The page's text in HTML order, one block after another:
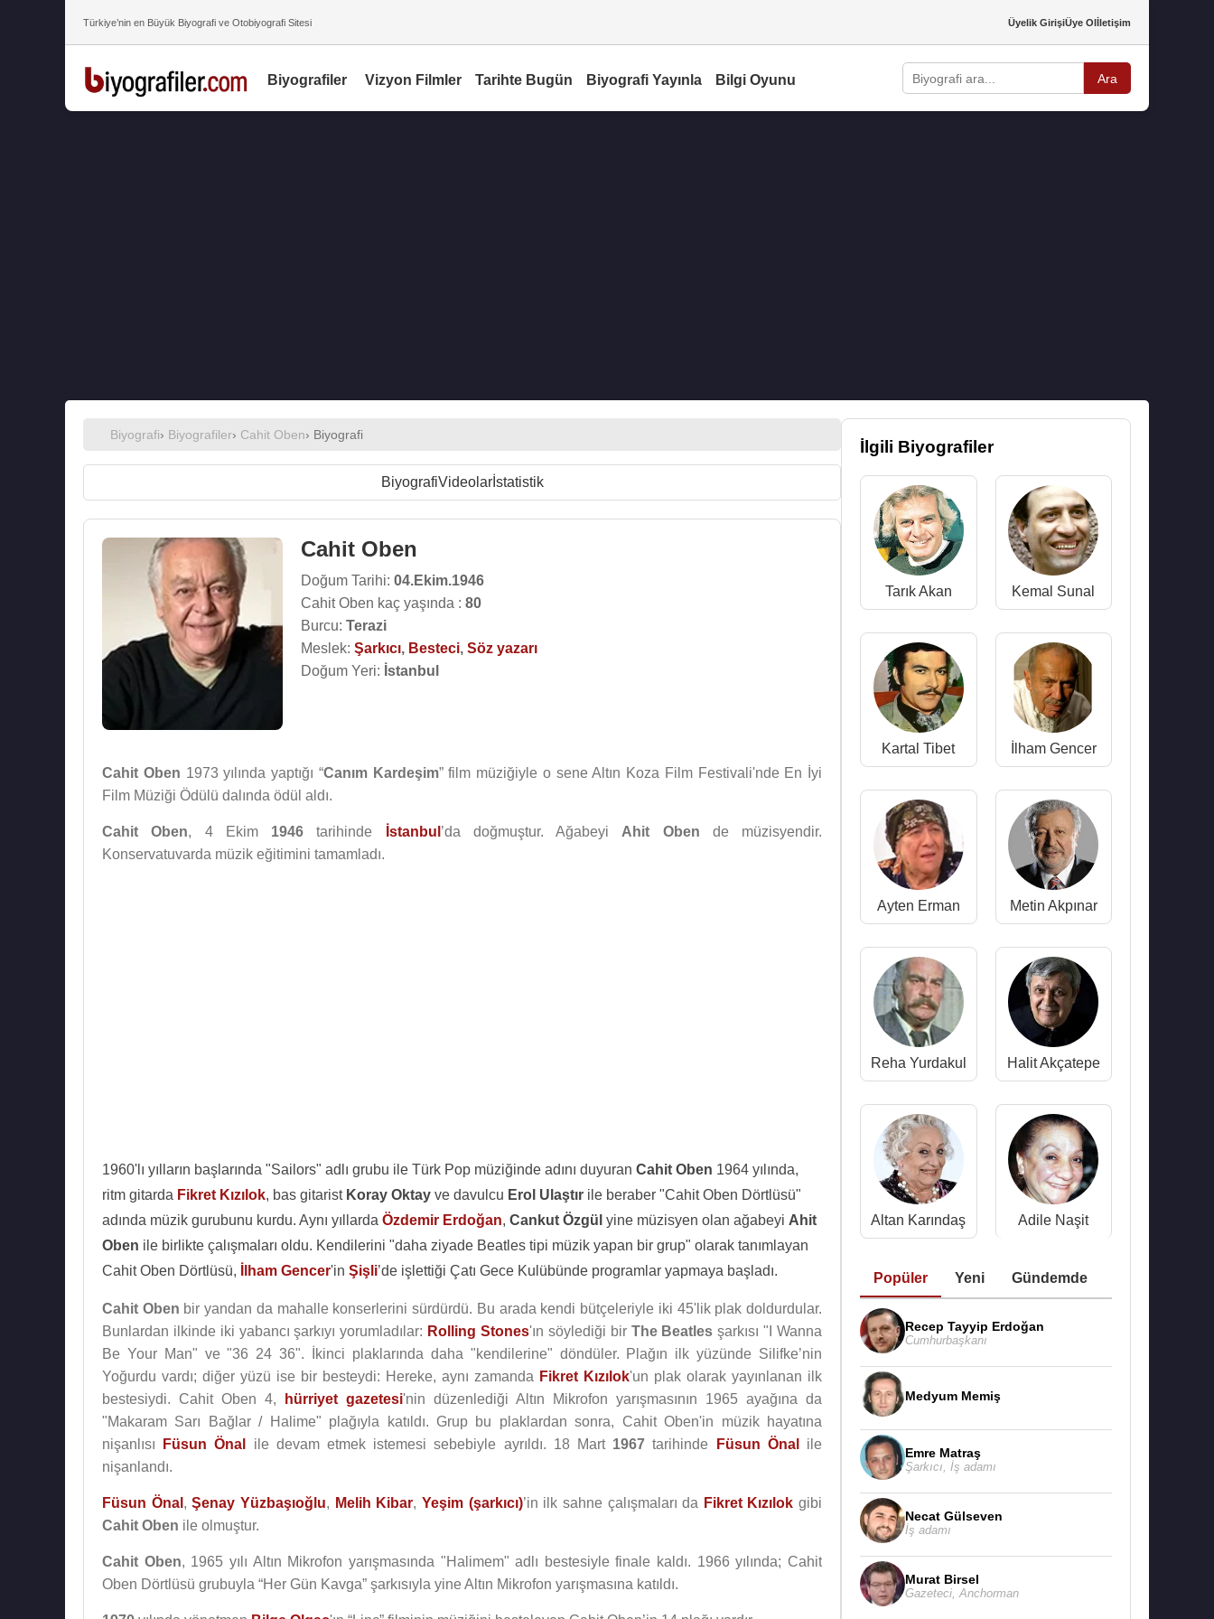
Türkiye’nin en Büyük Biyografi ve Otobiyografi Sitesi Üyelik GirişiÜye Olİletişim
Biyografiler Vizyon Filmler Tarihte Bugün Biyografi Yayınla Bilgi Oyunu Ara
Biyografi› Biyografiler› Cahit Oben› Biyografi
BiyografiVideolarİstatistik
Cahit Oben
Doğum Tarihi: 04.Ekim.1946
Cahit Oben kaç yaşında : 80
Burcu: Terazi
Meslek: Şarkıcı, Besteci, Söz yazarı
Doğum Yeri: İstanbul
Cahit Oben 1973 yılında yaptığı “Canım Kardeşim” film müziğiyle o sene Altın Koza Film Festivali'nde En İyi
Film Müziği Ödülü dalında ödül aldı.
Cahit Oben, 4 Ekim 1946 tarihinde İstanbul ’da doğmuştur. Ağabeyi Ahit Oben de müzisyendir.
Konservatuvarda müzik eğitimini tamamladı.
1960'lı yılların başlarında "Sailors" adlı grubu ile Türk Pop müziğinde adını duyuran Cahit Oben 1964 yılında,
ritm gitarda Fikret Kızılok, bas gitarist Koray Oktay ve davulcu Erol Ulaştır ile beraber "Cahit Oben Dörtlüsü"
adında müzik gurubunu kurdu. Aynı yıllarda Özdemir Erdoğan, Cankut Özgül yine müzisyen olan ağabeyi Ahit
Oben ile birlikte çalışmaları oldu. Kendilerini "daha ziyade Beatles tipi müzik yapan bir grup" olarak tanımlayan
Cahit Oben Dörtlüsü,
İlham Gencer'in Şişli’de işlettiği Çatı Gece Kulübünde programlar yapmaya başladı.
Cahit Oben bir yandan da mahalle konserlerini sürdürdü. Bu arada kendi bütçeleriyle iki 45'lik plak doldurdular.
Bunlardan ilkinde iki yabancı şarkıyı yorumladılar: Rolling Stones'ın söylediği bir The Beatles şarkısı "I Wanna
Be Your Man" ve "36 24 36". İkinci plaklarında daha "kendilerine" döndüler. Plağın ilk yüzünde Silifke’nin
Yoğurdu vardı; diğer yüzü ise bir besteydi: Hereke, aynı zamanda Fikret Kızılok'un plak olarak yayınlanan ilk
bestesiydi. Cahit Oben 4,
hürriyet gazetesi'nin düzenlediği Altın Mikrofon yarışmasının 1965 ayağına da
"Makaram Sarı Bağlar / Halime" plağıyla katıldı. Grup bu plaklardan sonra, Cahit Oben'in müzik hayatına
nişanlısı
Füsun Önal ile devam etmek istemesi sebebiyle ayrıldı. 18 Mart 1967 tarihinde Füsun Önal
ile
nişanlandı.
Füsun Önal ,Şenay Yüzbaşıoğlu, Melih Kibar, Yeşim (şarkıcı)’in ilk sahne çalışmaları da Fikret Kızılok gibi
Cahit Oben ile olmuştur.
Cahit Oben, 1965 yılı Altın Mikrofon yarışmasında "Halimem" adlı bestesiyle finale kaldı. 1966 yılında; Cahit
Oben Dörtlüsü grubuyla “Her Gün Kavga” şarkısıyla yine Altın Mikrofon yarışmasına katıldı.
İlgili Biyografiler
Tarık Akan Kemal Sunal
Kartal Tibet İlham Gencer
Ayten Erman Metin Akpınar
Reha Yurdakul Halit Akçatepe
Altan Karındaş Adile Naşit
Popüler Yeni Gündemde
Recep Tayyip Erdoğan
Cumhurbaşkanı
Medyum Memiş
Emre Matraş
Şarkıcı İş adamı
Necat Gülseven
İş adamı
Murat Birsel
Gazeteci Anchorman